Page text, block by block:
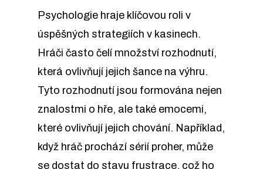
Psychologie hraje klíčovou roli v
úspěšných strategiích v kasinech.
Hráči často čelí množství rozhodnutí,
která ovlivňují jejich šance na výhru.
Tyto rozhodnutí jsou formována nejen
znalostmi o hře, ale také emocemi,
které ovlivňují jejich chování. Například,
když hráč prochází sérií proher, může
se dostat do stavu frustrace, což ho